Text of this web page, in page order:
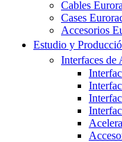
Cables
Cases
Accesorios
Estudio y
Interfaces de